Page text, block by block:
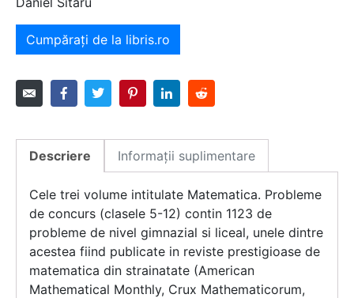
Cumpărați de la libris.ro
Descriere Informații suplimentare
Cele trei volume intitulate Matematica. Probleme
de concurs (clasele 5-12) contin 1123 de
probleme de nivel gimnazial si liceal, unele dintre
acestea fiind publicate in reviste prestigioase de
matematica din strainatate (American
Mathematical Monthly, Crux Mathematicorum,